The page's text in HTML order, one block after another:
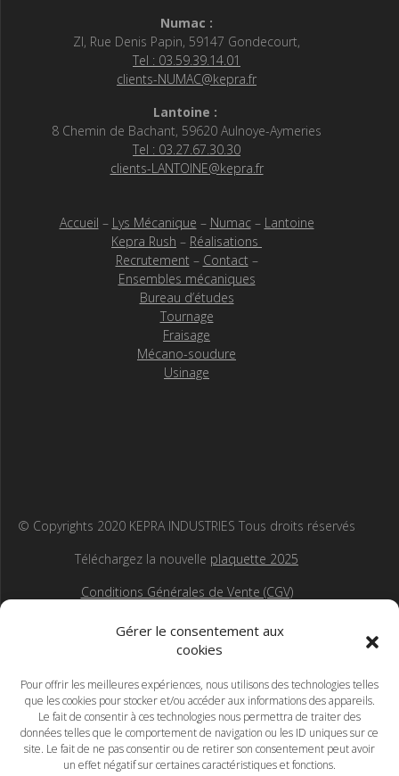
Gérer le consentement aux
cookies
Pour offrir les meilleures expériences, nous utilisons des technologies telles
que les cookies pour stocker et/ou accéder aux informations des appareils.
Le fait de consentir à ces technologies nous permettra de traiter des
données telles que le comportement de navigation ou les ID uniques sur ce
site. Le fait de ne pas consentir ou de retirer son consentement peut avoir
un effet négatif sur certaines caractéristiques et fonctions.
Numac :
ZI, Rue Denis Papin, 59147 Gondecourt,
Tel : 03.59.39.14.01
clients-NUMAC@kepra.fr
Lantoine :
8 Chemin de Bachant, 59620 Aulnoye-Aymeries
Tel : 03.27.67.30.30
clients-LANTOINE@kepra.fr
Accueil – Lys Mécanique – Numac– Lantoine
Kepra Rush – Réalisations
Recrutement – Contact –
Ensembles mécaniques
Bureau d’études
Tournage
Fraisage
Mécano-soudure
Usinage
© Copyrights 2020 KEPRA INDUSTRIES Tous droits réservés
Téléchargez la nouvelle plaquette 2025
Conditions Générales de Vente (CGV)